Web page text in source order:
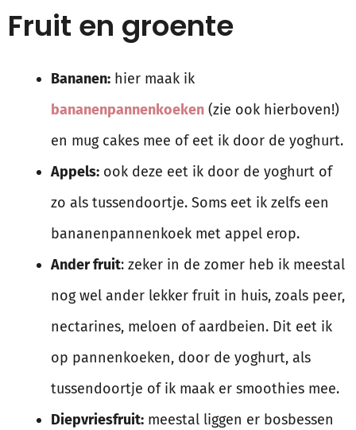
Fruit en groente
Bananen: hier maak ik
bananenpannenkoeken (zie ook hierboven!)
en mug cakes mee of eet ik door de yoghurt.
Appels: ook deze eet ik door de yoghurt of
zo als tussendoortje. Soms eet ik zelfs een
bananenpannenkoek met appel erop.
Ander fruit: zeker in de zomer heb ik meestal
nog wel ander lekker fruit in huis, zoals peer,
nectarines, meloen of aardbeien. Dit eet ik
op pannenkoeken, door de yoghurt, als
tussendoortje of ik maak er smoothies mee.
Diepvriesfruit: meestal liggen er bosbessen